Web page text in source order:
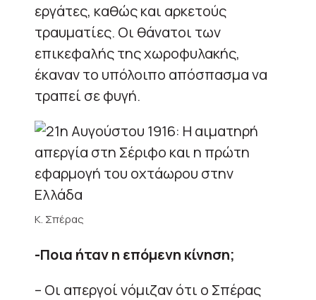
εργάτες, καθώς και αρκετούς
τραυματίες. Οι θάνατοι των
επικεφαλής της χωροφυλακής,
έκαναν το υπόλοιπο απόσπασμα να
τραπεί σε φυγή.
Κ. Σπέρας
-Ποια ήταν η επόμενη κίνηση;
– Οι απεργοί νόμιζαν ότι ο Σπέρας